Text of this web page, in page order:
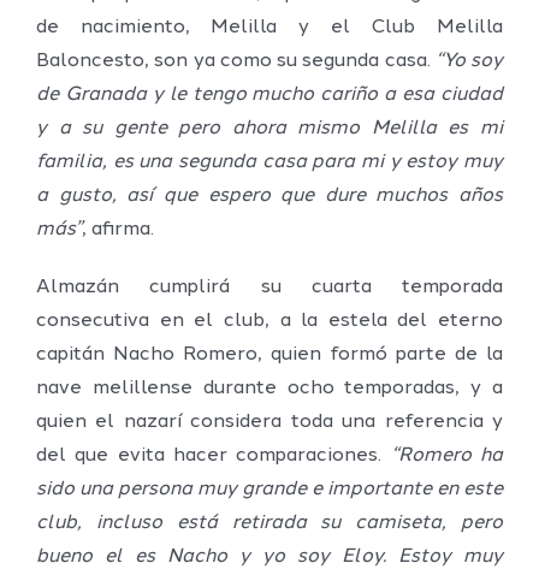
de nacimiento, Melilla y el Club Melilla
Baloncesto, son ya como su segunda casa. “Yo soy
de Granada y le tengo mucho cariño a esa ciudad
y a su gente pero ahora mismo Melilla es mi
familia, es una segunda casa para mi y estoy muy
a gusto, así que espero que dure muchos años
más”, afirma.
Almazán cumplirá su cuarta temporada
consecutiva en el club, a la estela del eterno
capitán Nacho Romero, quien formó parte de la
nave melillense durante ocho temporadas, y a
quien el nazarí considera toda una referencia y
del que evita hacer comparaciones.
“Romero ha
sido una persona muy grande e importante en este
club, incluso está retirada su camiseta, pero
bueno el es Nacho y yo soy Eloy. Estoy muy